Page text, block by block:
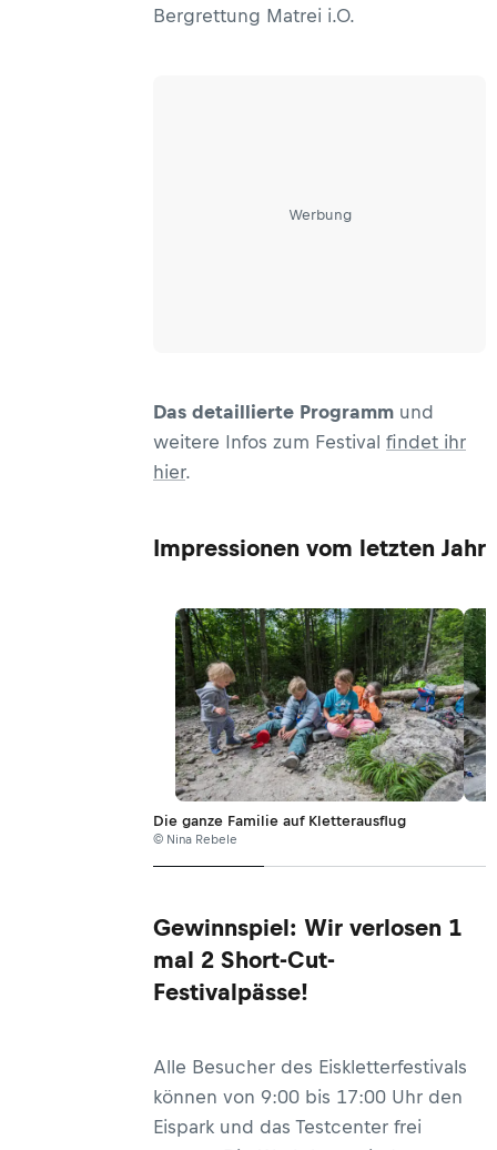
Bergrettung Matrei i.O.
Werbung
Das detaillierte Programm und
weitere Infos zum Festival findet ihr
hier.
Impressionen vom letzten Jahr
Die ganze Familie auf Kletterausflug
© Nina Rebele
Gewinnspiel: Wir verlosen 1
mal 2 Short-Cut-
Festivalpässe!
Alle Besucher des Eiskletterfestivals
können von 9:00 bis 17:00 Uhr den
Eispark und das Testcenter frei